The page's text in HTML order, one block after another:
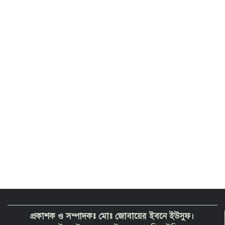
প্রকাশক ও সম্পাদকঃ মোঃ জোবায়ের ইবনে ইউসুফ।